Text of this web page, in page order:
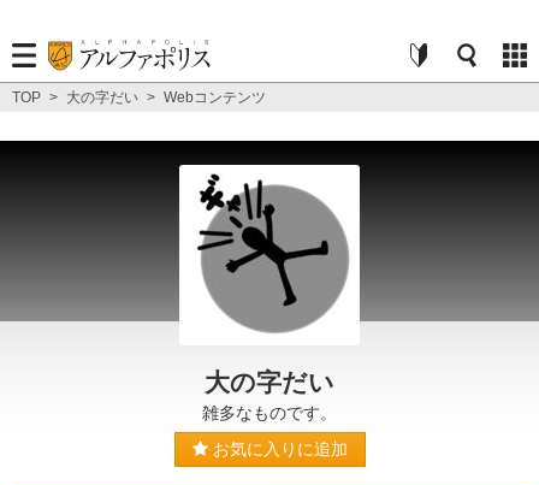
TOP > 大の字だい > Webコンテンツ
大の字だい
雑多なものです。
お気に入りに追加